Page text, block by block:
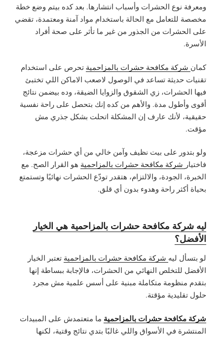
ومعرفة نوع الحشرات وأسباب انتشارها. بعد كده بيتم وضع خطة
مخصصة للتعامل مع الحالة باستخدام مواد آمنة ومعتمدة، تقضي
على الحشرات من الجذور من غير ما تأثر على صحة أفراد
الأسرة.
كمان شركة مكافحة حشرات بالمزاحمية تحرص على استخدام
تقنيات حديثة تساعد في الوصول لاصعب الاماكن اللي تختبئ
فيها الحشرات، زي الشقوق والزوايا الضيقة، وده بيضمن نتائج
أقوى وأطول مدة. والأهم من كده إنك بتحصل على راحة نفسية
حقيقية، لأنك عارف إن المشكلة اتحلت بشكل جذري مش
مؤقت.
ولو بتدور على بيت نظيف وآمن خالي من أي حشرات مزعجة،
فاختيار شركة مكافحة حشرات بالمزاحمية هو القرار الصح. مع
الخبرة، الجودة، والالتزام، هتقدر تودّع الحشرات نهائيًا وتستمتع
بحياة أكثر راحة وهدوء بدون أي قلق.
ليه شركة مكافحة حشرات بالمزاحمية هي الخيار
الأفضل؟
لو بتسأل ليه شركة مكافحة حشرات بالمزاحمية تعتبر الخيار
الأفضل للتخلص النهائي من الحشرات، فالإجابة ببساطة إنها
بتقدم منظومة متكاملة مبنية على أسس علمية مش مجرد
حلول تقليدية مؤقتة.
شركة مكافحة حشرات بالمزاحمية ما متعتمدش على المبيدات
المنتشرة في الأسواق واللي غالبًا بتدي نتائج وقتية، لكنها